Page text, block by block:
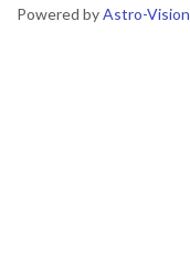
Powered byAstro-Vision